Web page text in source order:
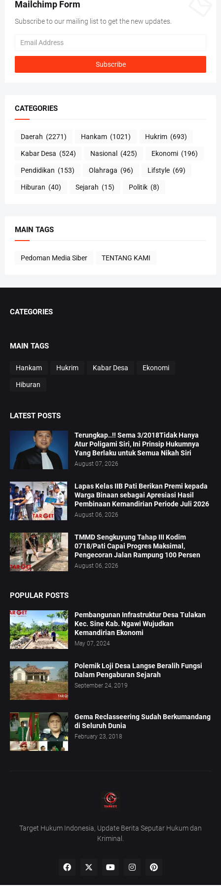
Mailchimp Form
Subscribe to our mailing list to get the new updates.
CATEGORIES
Daerah (2271) Hankam (1021) Hukrim (693)
Kabar Desa (524) Nasional (425) Ekonomi (196)
Pendidikan (153) Olahraga (96) Lifstyle (69)
Hiburan (40) Sejarah (15) Politik (8)
MAIN TAGS
Pedoman Media Siber TENTANG KAMI
CATEGORIES
MAIN TAGS
Hankam Hukrim Kabar Desa Ekonomi
Hiburan
LATEST POSTS
Terungkap..!! Sema 3/2018Tidak Hanya
Atur Poligami Siri, Ini Prinsip Hukumnya
Yang Berlaku untuk Semua Nikah Siri
August 07, 2026
Lapas Kelas IIB Pati Berikan Premi kepada
Warga Binaan sebagai Apresiasi Hasil
Pembinaan Kemandirian Periode Juli 2026
August 06, 2026
TMMD Sengkuyung Tahap III Kodim
0718/Pati Capai Progres Maksimal,
Pengecoran Jalan Rampung 100 Persen
August 06, 2026
POPULAR POSTS
Pembangunan Infrastruktur Desa Tulakan
Kec. Sine Kab. Ngawi Wujudkan
Kemandirian Ekonomi
May 07, 2024
Polemik Loji Desa Langse Beralih Fungsi
Dalam Pengaburan Sejarah
September 24, 2019
Gema Reclasseering Sudah Berkumandang
di Seluruh Dunia
February 23, 2018
Target Hukum Indonesia, Update Berita Seputar Hukum dan
Kriminal.